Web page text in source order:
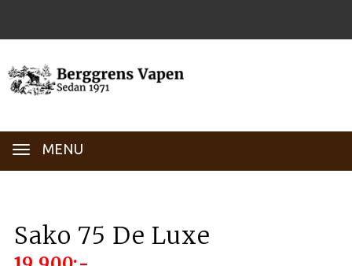
MENU
Sako 75 De Luxe